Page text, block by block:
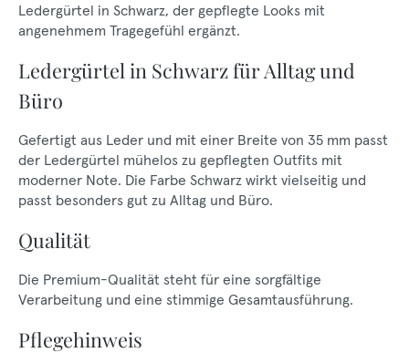
Ledergürtel in Schwarz, der gepflegte Looks mit
angenehmem Tragegefühl ergänzt.
Ledergürtel in Schwarz für Alltag und
Büro
Gefertigt aus Leder und mit einer Breite von 35 mm passt
der Ledergürtel mühelos zu gepflegten Outfits mit
moderner Note. Die Farbe Schwarz wirkt vielseitig und
passt besonders gut zu Alltag und Büro.
Qualität
Die Premium-Qualität steht für eine sorgfältige
Verarbeitung und eine stimmige Gesamtausführung.
Pflegehinweis